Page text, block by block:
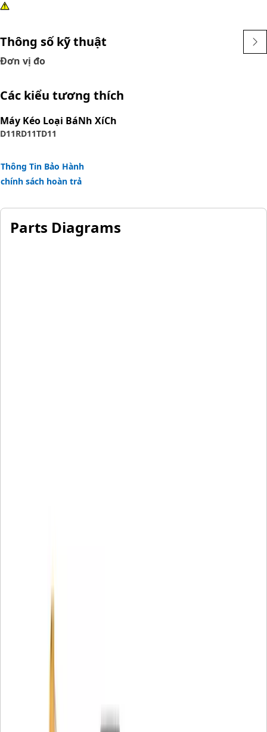
Thông số kỹ thuật
Đơn vị đo
Các kiểu tương thích
Máy Kéo Loại BáNh XíCh
D11RD11TD11
Thông Tin Bảo Hành
chính sách hoàn trả
Parts Diagrams